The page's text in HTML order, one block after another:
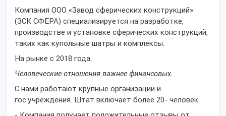
Компания ООО «Завод сферических конструкций»
(ЗСК СФЕРА) специализируется на разработке,
производстве и установке сферических конструкций,
таких как купольные шатры и комплексы.
На рынке с 2018 года.
Человеческие отношения важнее финансовых.
С нами работают крупные организации и
гос.учреждения. Штат включает более 20- человек.